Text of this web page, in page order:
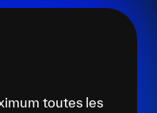
toutes les